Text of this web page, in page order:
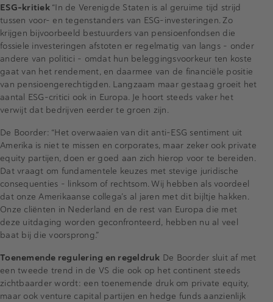
ESG-kritiek“In de Verenigde Staten is al geruime tijd strijd
tussen voor- en tegenstanders van ESG-investeringen. Zo
krijgen bijvoorbeeld bestuurders van pensioenfondsen die
fossiele investeringen afstoten er regelmatig van langs - onder
andere van politici - omdat hun beleggingsvoorkeur ten koste
gaat van het rendement, en daarmee van de financiële positie
van pensioengerechtigden. Langzaam maar gestaag groeit het
aantal ESG-critici ook in Europa. Je hoort steeds vaker het
verwijt dat bedrijven eerder te groen zijn.
De Boorder: “Het overwaaien van dit anti-ESG sentiment uit
Amerika is niet te missen en corporates, maar zeker ook private
equity partijen, doen er goed aan zich hierop voor te bereiden.
Dat vraagt om fundamentele keuzes met stevige juridische
consequenties – linksom of rechtsom. Wij hebben als voordeel
dat onze Amerikaanse collega’s al jaren met dit bijltje hakken.
Onze cliënten in Nederland en de rest van Europa die met
deze uitdaging worden geconfronteerd, hebben nu al veel
baat bij die voorsprong.”
Toenemende regulering en regeldruk De Boorder sluit af met
een tweede trend in de VS die ook op het continent steeds
zichtbaarder wordt: een toenemende druk om private equity,
maar ook venture capital partijen en hedge funds aanzienlijk